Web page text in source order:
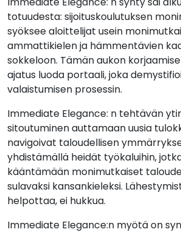
totuudesta: sijoituskoulutuksen
syöksee aloittelijat usein
ammattikielen ja hämmentävien
sokkeloon. Tämän aukon
ajatus luoda portaali, joka
valaistumisen prosessin.
Immediate Elegance: n tehtävän
sitoutuminen auttamaan uusia
navigoivat taloudellisen
yhdistämällä heidät työkaluihin,
kääntämään monimutkaiset
sulavaksi kansankieleksi.
helpottaa, ei hukkua.
Immediate Elegance:n myötä on